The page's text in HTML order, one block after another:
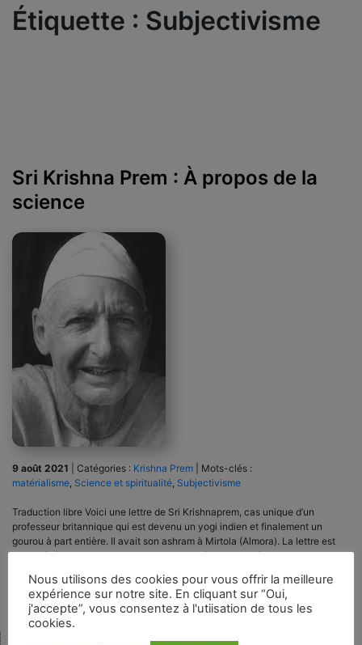
Étiquette : Subjectivisme
Sri Krishna Prem : À propos de la
science
9 août 2021 Catégories : Krishna Prem
Mots-clés :
matérialisme Science et spiritualité Subjectivisme
Traduction libre Voici une lettre de Sri Krishnaprem, cas unique d’un
professeur britannique qui est devenu un yogi indien et finalement un
gourou à part entière. Il avait son ashram à Mirtola (Almora). La lettre est
adressée à Dilip Kumar Roy, un chanteur dévotionnel, écrivain et disciple
Nous utilisons des cookies pour vous offrir la meilleure
expérience sur notre site. En cliquant sur “Oui,
j'accepte”, vous consentez à l'utiisation de tous les
cookies.